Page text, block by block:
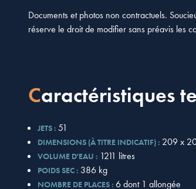
Documents et photos non contractuels.
réserve le droit de modifier sans préavis les
Caractéristiques
JETS : 51
DIMENSIONS (À TITRE INDICATIF) : 209 x
VOLUME D'EAU : 1211 litres
POIDS SEC : 386 kg
NOMBRE DE PLACES : 6 dont 1 allongée